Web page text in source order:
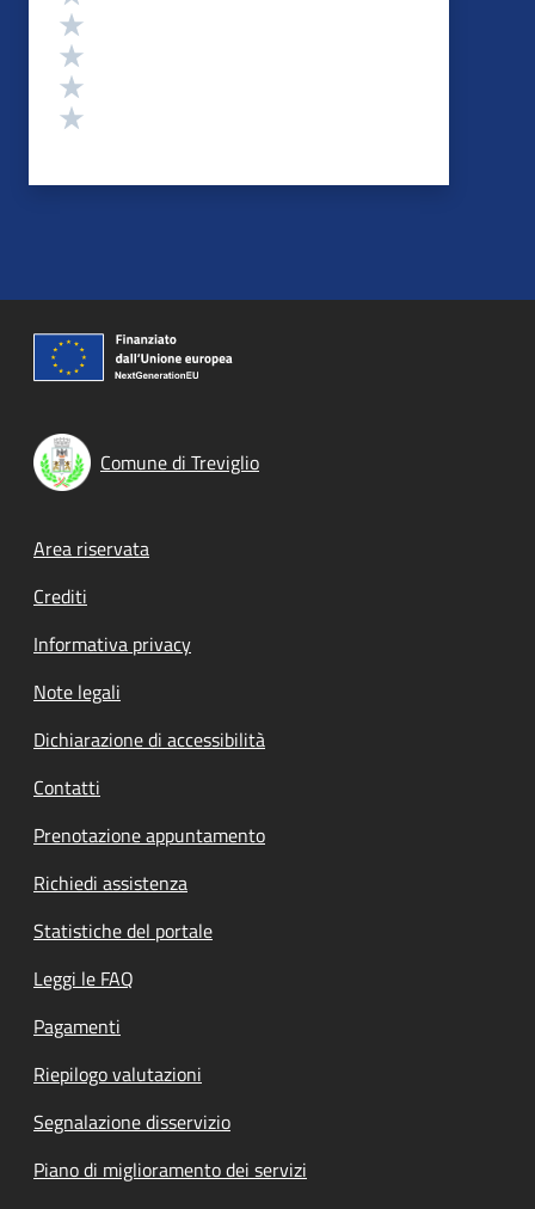
Comune di Treviglio
Footer menu
Area riservata
Crediti
Informativa privacy
Note legali
Dichiarazione di accessibilità
Contatti
Prenotazione appuntamento
Richiedi assistenza
Statistiche del portale
Leggi le FAQ
Pagamenti
Riepilogo valutazioni
Segnalazione disservizio
Piano di miglioramento dei servizi